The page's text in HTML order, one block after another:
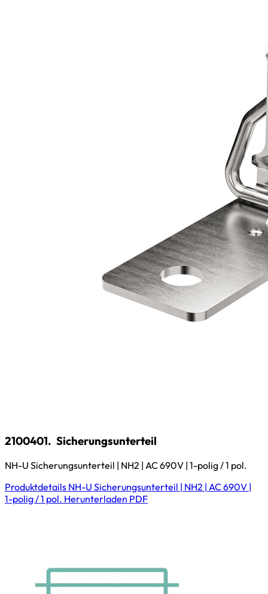
2100401. Sicherungsunterteil
NH-U Sicherungsunterteil | NH2 | AC 690V | 1-polig / 1 pol.
Produktdetails NH-U Sicherungsunterteil | NH2 | AC 690V |
1-polig / 1 pol. Herunterladen PDF